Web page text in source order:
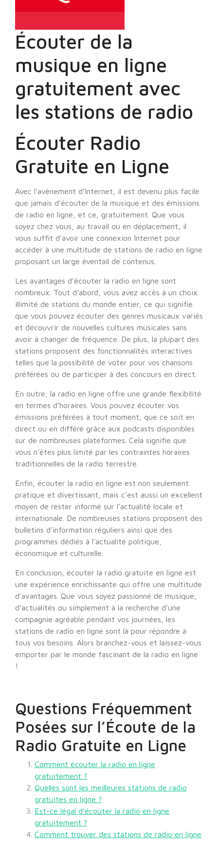
Écouter de la
musique en ligne
gratuitement avec
les stations de radio
Écouter Radio
Gratuite en Ligne
Avec l’avènement d’Internet, il est devenu plus facile
que jamais d’écouter de la musique et des émissions
de radio en ligne, et ce, gratuitement. Que vous
soyez chez vous, au travail ou en déplacement, il
vous suffit d’avoir une connexion Internet pour
accéder à une multitude de stations de radio en ligne
proposant un large éventail de contenus.
Les avantages d’écouter la radio en ligne sont
nombreux. Tout d’abord, vous avez accès à un choix
illimité de stations du monde entier, ce qui signifie
que vous pouvez écouter des genres musicaux variés
et découvrir de nouvelles cultures musicales sans
avoir à changer de fréquence. De plus, la plupart des
stations proposent des fonctionnalités interactives
telles que la possibilité de voter pour vos chansons
préférées ou de participer à des concours en direct.
En outre, la radio en ligne offre une grande flexibilité
en termes d’horaires. Vous pouvez écouter vos
émissions préférées à tout moment, que ce soit en
direct ou en différé grâce aux podcasts disponibles
sur de nombreuses plateformes. Cela signifie que
vous n’êtes plus limité par les contraintes horaires
traditionnelles de la radio terrestre.
Enfin, écouter la radio en ligne est non seulement
pratique et divertissant, mais c’est aussi un excellent
moyen de rester informé sur l’actualité locale et
internationale. De nombreuses stations proposent des
bulletins d’information réguliers ainsi que des
programmes dédiés à l’actualité politique,
économique et culturelle.
En conclusion, écouter la radio gratuite en ligne est
une expérience enrichissante qui offre une multitude
d’avantages. Que vous soyez passionné de musique,
d’actualités ou simplement à la recherche d’une
compagnie agréable pendant vos journées, les
stations de radio en ligne sont là pour répondre à
tous vos besoins. Alors branchez-vous et laissez-vous
emporter par le monde fascinant de la radio en ligne
!
Questions Fréquemment
Posées sur l’Écoute de la
Radio Gratuite en Ligne
Comment écouter la radio en ligne
gratuitement ?
Quelles sont les meilleures stations de radio
gratuites en ligne ?
Est-ce légal d’écouter la radio en ligne
gratuitement ?
Comment trouver des stations de radio en ligne